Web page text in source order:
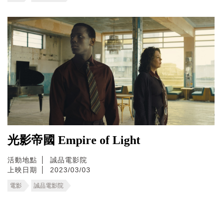
光影帝國 Empire of Light
活動地點
誠品電影院
上映日期
2023/03/03
電影 誠品電影院